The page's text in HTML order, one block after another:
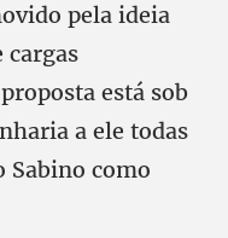
pela ideia
está sob
a ele todas
Sabino como